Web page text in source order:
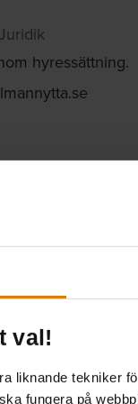
val!
liknande tekniker
fungera på
hyressättning.